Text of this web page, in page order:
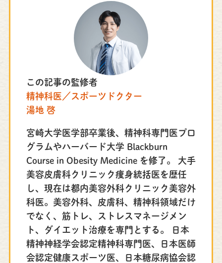
この記事の監修者
​精神科医／スポーツドクター
湯地 啓
宮崎大学医学部卒業後、精神科専門医プロ
グラムやハーバード大学 Blackburn
Course in Obesity Medicine を修了。 大手
美容皮膚科クリニック痩身統括医を歴任
し、現在は都内美容外科クリニック美容外
科医。美容外科、皮膚科、精神科領域だけ
でなく、筋トレ、ストレスマネージメン
ト、ダイエット治療を専門とする。 日本
精神神経学会認定精神科専門医、日本医師
会認定健康スポーツ医、日本糖尿病協会認